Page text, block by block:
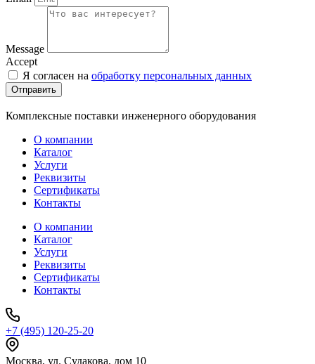
Message
Accept
Я согласен на обработку персональных данных
Отправить
Комплексные поставки инженерного оборудования
О компании
Каталог
Услуги
Реквизиты
Сертификаты
Контакты
О компании
Каталог
Услуги
Реквизиты
Сертификаты
Контакты
+7 (495) 120-25-20
Москва, ул. Судакова, дом 10